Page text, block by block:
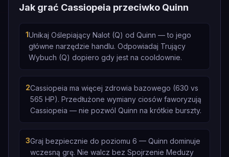
Jak grać Cassiopeia przeciwko Quinn
1Unikaj Oślepiający Nalot (Q) od Quinn — to jego
główne narzędzie handlu. Odpowiadaj Trujący
Wybuch (Q) dopiero gdy jest na cooldownie.
2Cassiopeia ma więcej zdrowia bazowego (630 vs
565 HP). Przedłużone wymiany ciosów faworyzują
Cassiopeia — nie pozwól Quinn na krótkie burszty.
3Graj bezpiecznie do poziomu 6 — Quinn dominuje
wczesną grę. Nie walcz bez Spojrzenie Meduzy